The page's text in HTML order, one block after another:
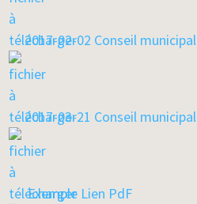
2017-02-02 Conseil municipal
2017-03-21 Conseil municipal
Exemple Lien PdF